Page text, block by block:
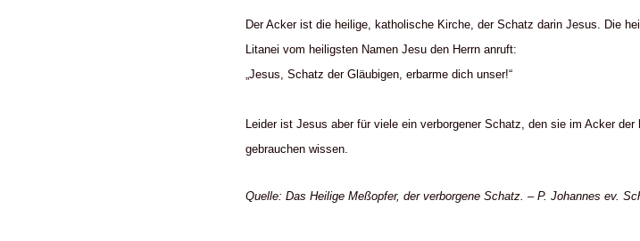
Der Acker ist die heilige, katholische Kirche, der Schatz darin Jesus. Die
Litanei vom heiligsten Namen Jesu den Herrn anruft:
„Jesus, Schatz der Gläubigen, erbarme dich unser!“
Leider ist Jesus aber für viele ein verborgener Schatz, den sie im Acker
gebrauchen wissen.
Quelle: Das Heilige Meßopfer, der verborgene Schatz. – P. Johannes ev.